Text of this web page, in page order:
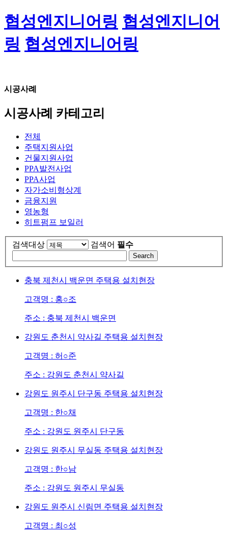
협성엔지니어링 협성엔지니어
링 협성엔지니어링
시공사례
시공사례 카테고리
전체
주택지원사업
건물지원사업
PPA발전사업
PPA사업
자가소비형상계
금융지원
영농형
히트펌프 보일러
검색대상 검색어 필수
Search
충북 제천시 백운면 주택용 설치현장
고객명 : 홍○조
주소 : 충북 제천시 백운면
강원도 춘천시 약사길 주택용 설치현장
고객명 : 허○준
주소 : 강원도 춘천시 약사길
강원도 원주시 단구동 주택용 설치현장
고객명 : 한○채
주소 : 강원도 원주시 단구동
강원도 원주시 무실동 주택용 설치현장
고객명 : 한○남
주소 : 강원도 원주시 무실동
강원도 원주시 신림면 주택용 설치현장
고객명 : 최○성